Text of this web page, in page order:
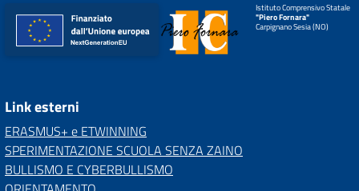
Istituto Comprensivo Statale
"Piero Fornara"
Carpignano Sesia (NO)
Link esterni
ERASMUS+ e ETWINNING
SPERIMENTAZIONE SCUOLA SENZA ZAINO
BULLISMO E CYBERBULLISMO